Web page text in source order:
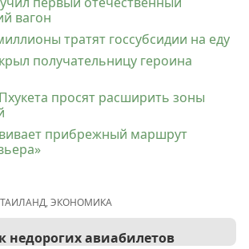
вагон
тратят госсубсидии на еду
получательницу героина
просят расширить зоны
прибрежный маршрут
ТАИЛАНД,ЭКОНОМИКА
недорогих авиабилетов